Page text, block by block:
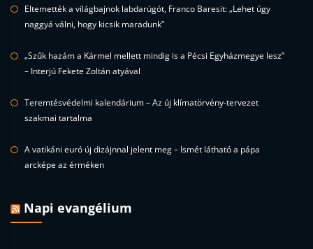
Eltemették a világbajnok labdarúgót, Franco Baresit: „Lehet úgy
naggyá válni, hogy kicsik maradunk”
„Szűk hazám a Kármel mellett mindig is a Pécsi Egyházmegye lesz”
– Interjú Fekete Zoltán atyával
Teremtésvédelmi kalendárium – Az új klímatörvény-tervezet
szakmai tartalma
A vatikáni euró új dizájnnal jelent meg – Ismét látható a pápa
arcképe az érméken
Napi evangélium